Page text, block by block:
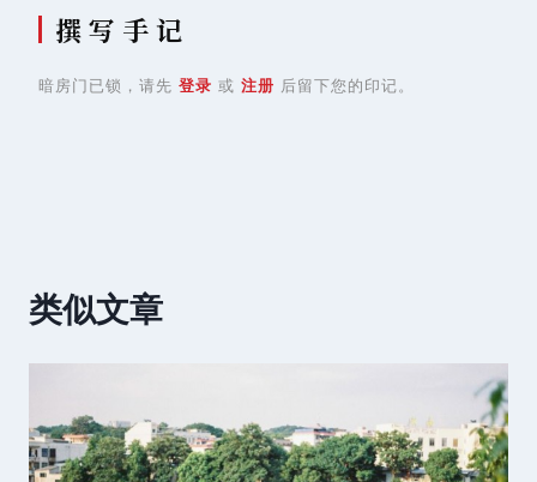
撰 写 手 记
暗房门已锁，请先 登录 或 注册 后留下您的印记。
类似文章